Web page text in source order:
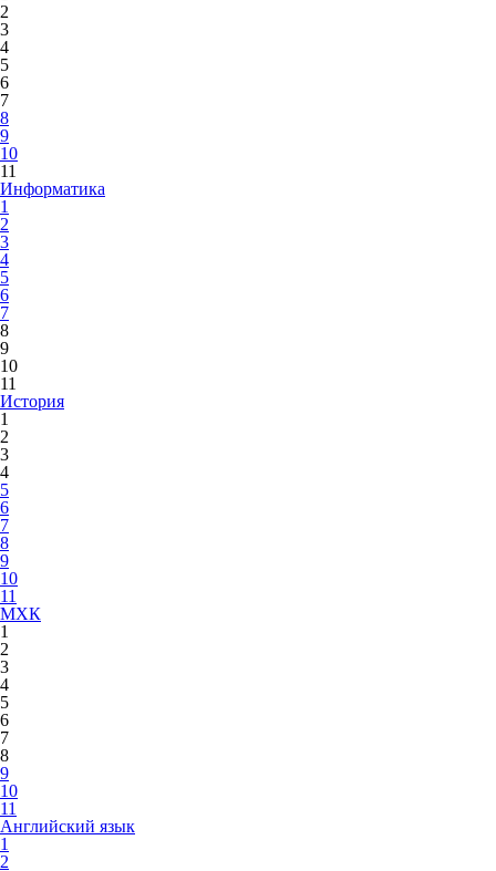
2
3
4
5
6
7
8
9
10
11
Информатика
1
2
3
4
5
6
7
8
9
10
11
История
1
2
3
4
5
6
7
8
9
10
11
МХК
1
2
3
4
5
6
7
8
9
10
11
Английский язык
1
2